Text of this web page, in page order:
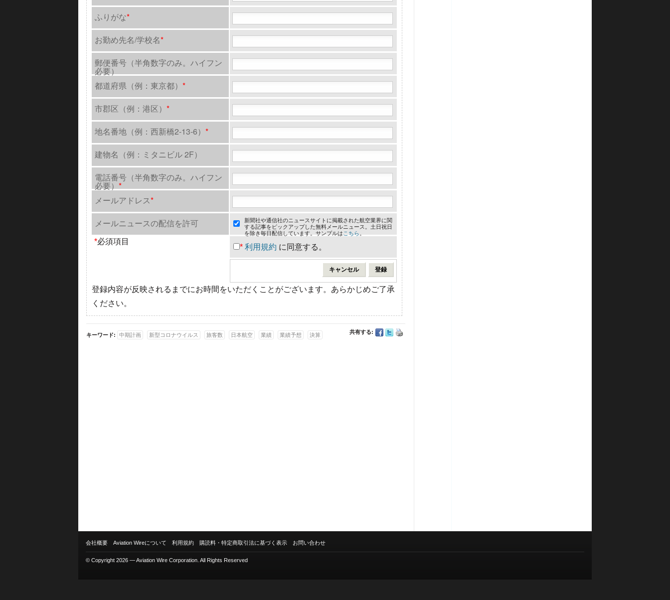
ふりがな*
お勤め先名/学校名*
郵便番号（半角数字のみ。ハイフン
必要）
都道府県（例：東京都） *
市郡区（例：港区） *
地名番地（例：西新橋2-13-6） *
建物名（例：ミタニビル 2F）
電話番号（半角数字のみ。ハイフン
必要） *
メールアドレス*
メールニュースの配信を許可
* 利用規約 に同意する。
*必須項目
新聞社や通信社のニュースサイトに掲載された航空業界に関
する記事をピックアップした無料メールニュース。土日祝日
を除き毎日配信しています。サンプルは こちら
登録内容が反映されるまでにお時間をいただくことがございます。あらかじめご了承
ください。
共有する:
キーワード: 中期計画 新型コロナウイルス 旅客数 日本航空 業績 業績予想 決算
会社概要 Aviation Wireについて 利用規約 購読料・特定商取引法に基づく表示 お問い合わせ
© Copyright 2026 — Aviation Wire Corporation. All Rights Reserved